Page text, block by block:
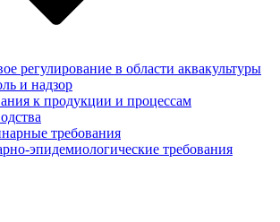
регулирование в области аквакультуры
и надзор
к продукции и процессам
требования
эпидемиологические требования